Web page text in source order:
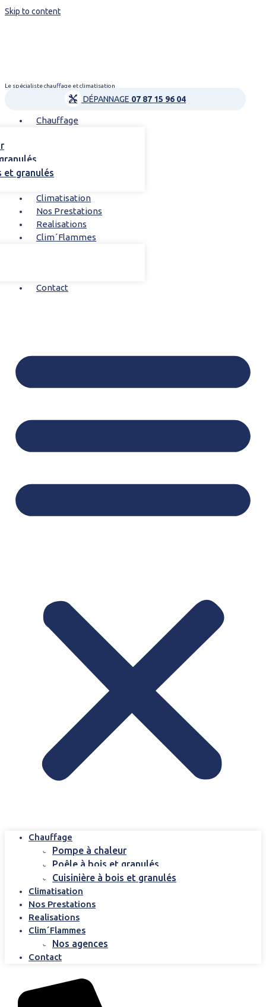
Skip to content
Le spécialiste chauffage et climatisation
DÉPANNAGE 07 87 15 96 04
Chauffage
et granulés
Climatisation
Nos Prestations
Realisations
Clim´Flammes
Contact
Chauffage
Pompe à chaleur
Poêle à bois et granulés
Cuisinière à bois et granulés
Climatisation
Nos Prestations
Realisations
Clim´Flammes
Nos agences
Contact